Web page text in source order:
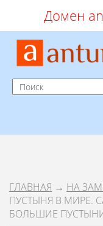
Домен
ГЛАВНАЯ → НА
ПУСТЫНЯ В МИРЕ.
БОЛЬШИЕ